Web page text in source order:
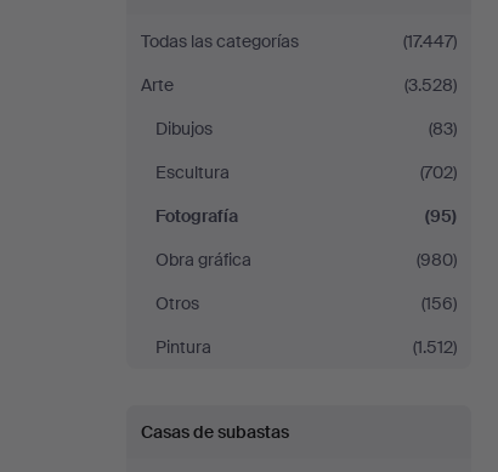
en
Stockholms
Auktionsverk
Düsseldorf/Neuss
Todas las categorías
(17.447)
Arte
(3.528)
Dibujos
(83)
Escultura
(702)
Fotografía
(95)
Obra gráfica
(980)
Otros
(156)
Pintura
(1.512)
Casas de subastas